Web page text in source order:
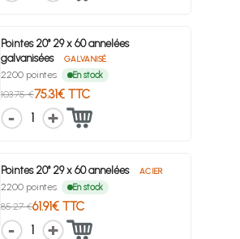
Pointes 20° 29 x 60 annelées
galvanisées
GALVANISÉ
2200 pointes En stock
103.75 €75.31€ TTC
1
Pointes 20° 29 x 60 annelées ACIER
2200 pointes En stock
85.27 €61.91€ TTC
1